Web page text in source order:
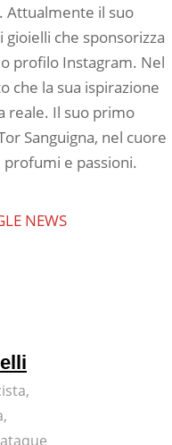
Attualmente il suo
che sponsorizza
profilo Instagram. Nel
che la sua ispirazione
reale. Il suo primo
Sanguigna, nel cuore
e passioni.
NEWS